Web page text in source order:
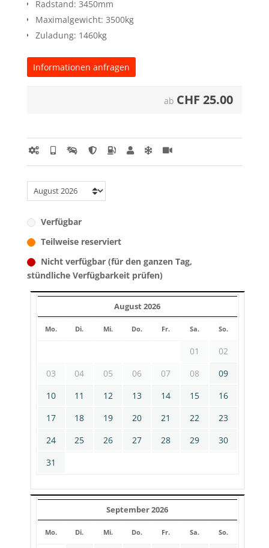
Radstand: 3450mm
Maximalgewicht: 3500kg
Zuladung: 1460kg
Informationen anfragen
ab CHF 25.00
Verfügbar
Teilweise reserviert
Nicht verfügbar (für den ganzen Tag,
stündliche Verfügbarkeit prüfen)
August 2026
Mo. Di. Mi. Do. Fr. Sa. So.
01
02
03
04 05 06 07 08
09
10
11 12 13 14 15
16
17
18 19 20 21 22
23
24
25 26 27 28 29
30
31
September 2026
Mo. Di. Mi. Do. Fr. Sa. So.